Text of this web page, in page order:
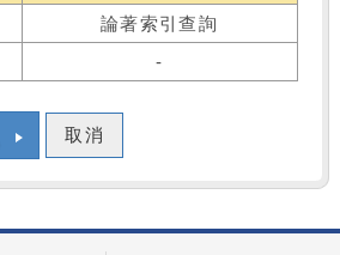
論著索引查詢
-
取消